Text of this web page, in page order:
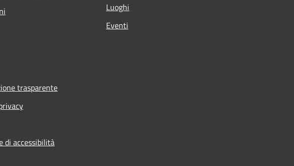
Luoghi
Eventi
trasparente
di accessibilità